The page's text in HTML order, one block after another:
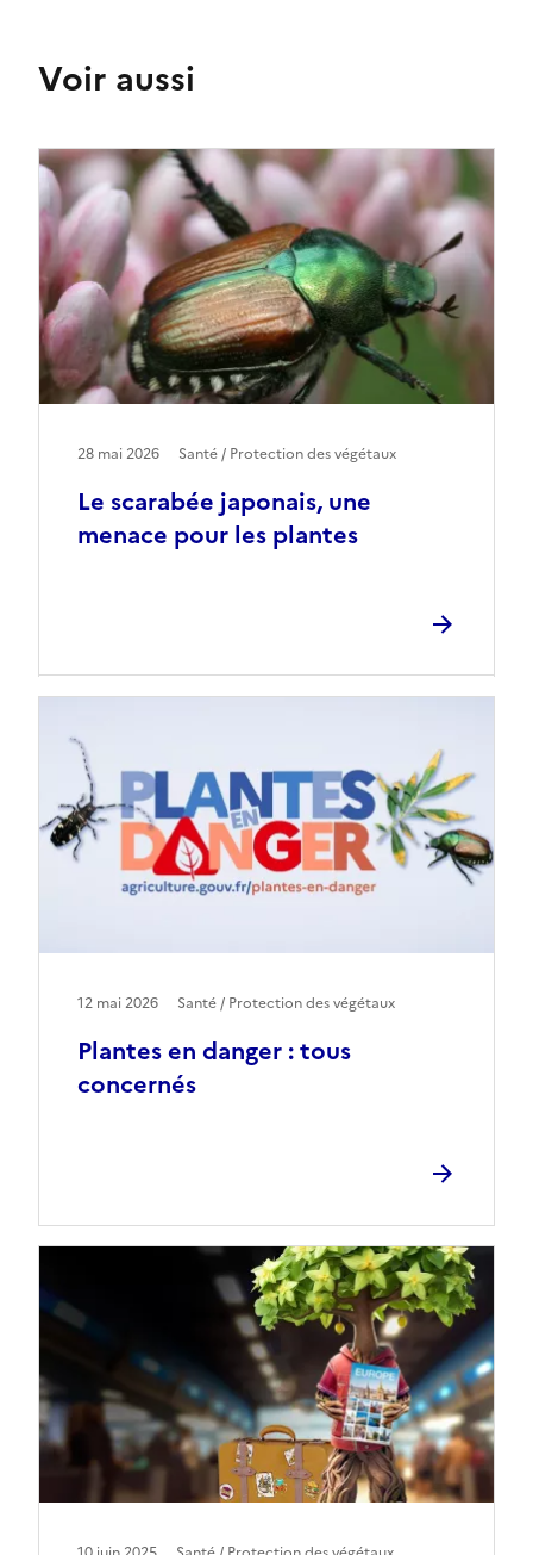
Voir aussi
Le scarabée japonais, une
menace pour les plantes
28 mai 2026 Santé / Protection des végétaux
Plantes en danger : tous
concernés
12 mai 2026 Santé / Protection des végétaux